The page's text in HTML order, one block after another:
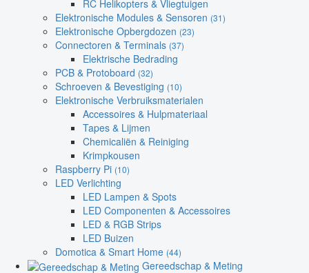
RC Helikopters & Vliegtuigen
Elektronische Modules & Sensoren (31)
Elektronische Opbergdozen (23)
Connectoren & Terminals (37)
Elektrische Bedrading
PCB & Protoboard (32)
Schroeven & Bevestiging (10)
Elektronische Verbruiksmaterialen
Accessoires & Hulpmateriaal
Tapes & Lijmen
Chemicaliën & Reiniging
Krimpkousen
Raspberry Pi (10)
LED Verlichting
LED Lampen & Spots
LED Componenten & Accessoires
LED & RGB Strips
LED Buizen
Domotica & Smart Home (44)
Gereedschap & Meting